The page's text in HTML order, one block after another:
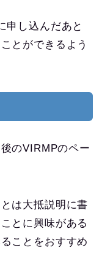
申し込んだあと
とができるよう
のVIRMPのペー
は大抵説明に書
とに興味がある
ことをおすすめ